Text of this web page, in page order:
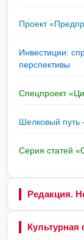
Проект
Инвестиции:
перспективы
Спецпроект
Шелковый путь
Серия статей
Редакция.
Культурная